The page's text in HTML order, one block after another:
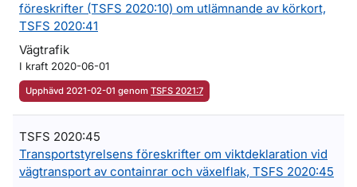
föreskrifter (TSFS 2020:10) om utlämnande av körkort,
TSFS 2020:41
Vägtrafik
I kraft 2020-06-01
Upphävd 2021-02-01 genom TSFS 2021:7
TSFS 2020:45
Transportstyrelsens föreskrifter om viktdeklaration vid
vägtransport av containrar och växelflak, TSFS 2020:45